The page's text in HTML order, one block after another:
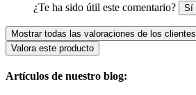
¿Te ha sido útil este comentario? Sí
Mostrar todas las valoraciones de los clientes
Valora este producto
Artículos de nuestro blog: